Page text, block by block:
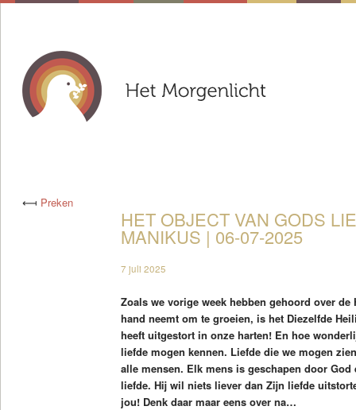
⟻ Preken
HET OBJECT VAN GODS
MANIKUS | 06-07-2025
7 juli 2025
Zoals we vorige week hebben gehoord over de
hand neemt om te groeien, is het Diezelfde
heeft uitgestort in onze harten! En hoe
liefde mogen kennen. Liefde die we mogen
alle mensen. Elk mens is geschapen door
liefde. Hij wil niets liever dan Zijn liefde
jou! Denk daar maar eens over na…